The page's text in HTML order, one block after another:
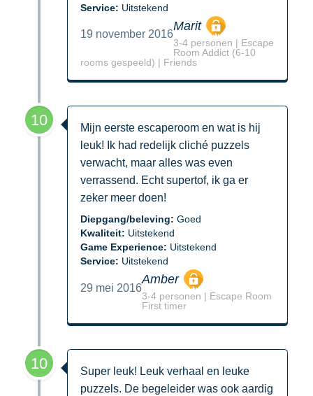
Service: Uitstekend
19 november 2016
Marit
3-4 personen | Escape
Room Addict (6-10
rooms gespeeld) | Friends
10
Mijn eerste escaperoom en wat is hij
leuk! Ik had redelijk cliché puzzels
verwacht, maar alles was even
verrassend. Echt supertof, ik ga er
zeker meer doen!
Diepgang/beleving: Goed
Kwaliteit: Uitstekend
Game Experience: Uitstekend
Service: Uitstekend
29 mei 2016
Amber
3-4 personen | Escape Room
First timer
10
Super leuk! Leuk verhaal en leuke
puzzels. De begeleider was ook aardig